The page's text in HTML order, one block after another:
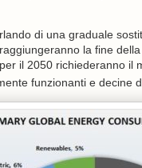
di una graduale
la fine
il 2050 richiederanno il
funzionanti e decine